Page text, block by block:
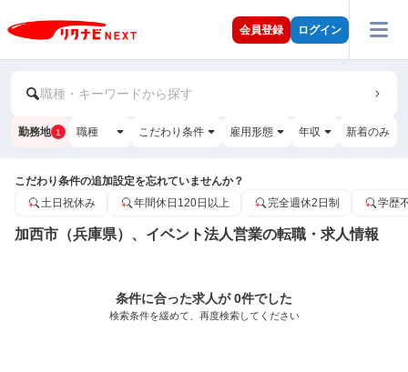
会員登録 ログイン
職種・キーワードから探す
勤務地 1 職種 こだわり条件 雇用形態 年収 新着のみ
こだわり条件の追加設定を忘れていませんか？
土日祝休み
年間休日120日以上 完全週休2日制 学歴
加西市（兵庫県）、イベント法人営業の転職・求人情報
条件に合った求人が 0件でした
検索条件を緩めて、再度検索してください